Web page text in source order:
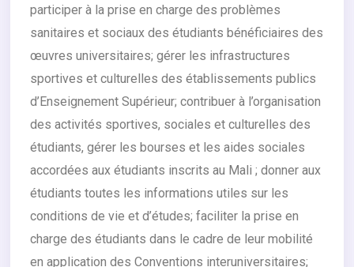
participer à la prise en charge des problèmes
sanitaires et sociaux des étudiants bénéficiaires des
œuvres universitaires; gérer les infrastructures
sportives et culturelles des établissements publics
d’Enseignement Supérieur; contribuer à l’organisation
des activités sportives, sociales et culturelles des
étudiants, gérer les bourses et les aides sociales
accordées aux étudiants inscrits au Mali ; donner aux
étudiants toutes les informations utiles sur les
conditions de vie et d’études; faciliter la prise en
charge des étudiants dans le cadre de leur mobilité
en application des Conventions interuniversitaires;